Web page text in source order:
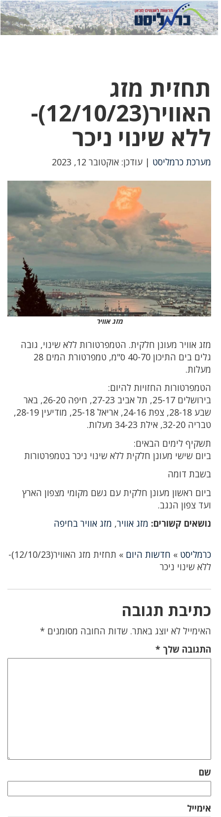
לחץ
כאן
לחץ
כדי
תחזית מזג
האוויר(12/10/23)-
ללא שינוי ניכר
מערכת כרמליסט | עודכן: אוקטובר 12, 2023
מזג אוויר
מזג אוויר מעונן חלקית. הטמפרטורות ללא שינוי, גובה
גלים בים התיכון 40-70 ס"מ, טמפרטורת המים 28
מעלות.
הטמפרטורות החזויות להיום:
בירושלים 25-17, תל אביב 27-23, חיפה 26-20, באר
שבע 28-18, צפת 24-16, אריאל 25-18, מודיעין 28-19,
טבריה 32-20, אילת 34-23 מעלות.
תשקיף לימים הבאים:
ביום שישי מעונן חלקית ללא שינוי ניכר בטמפרטורות
בשבת דומה
ביום ראשון מעונן חלקית עם גשם מקומי מצפון הארץ
ועד צפון הנגב.
נושאים קשורים: מזג אוויר, מזג אוויר בחיפה
כרמליסט » חדשות היום »
תחזית מזג האוויר(12/10/23)-
ללא שינוי ניכר
כתיבת תגובה
האימייל לא יוצג באתר. שדות החובה מסומנים *
התגובה שלך *
שם
אימייל